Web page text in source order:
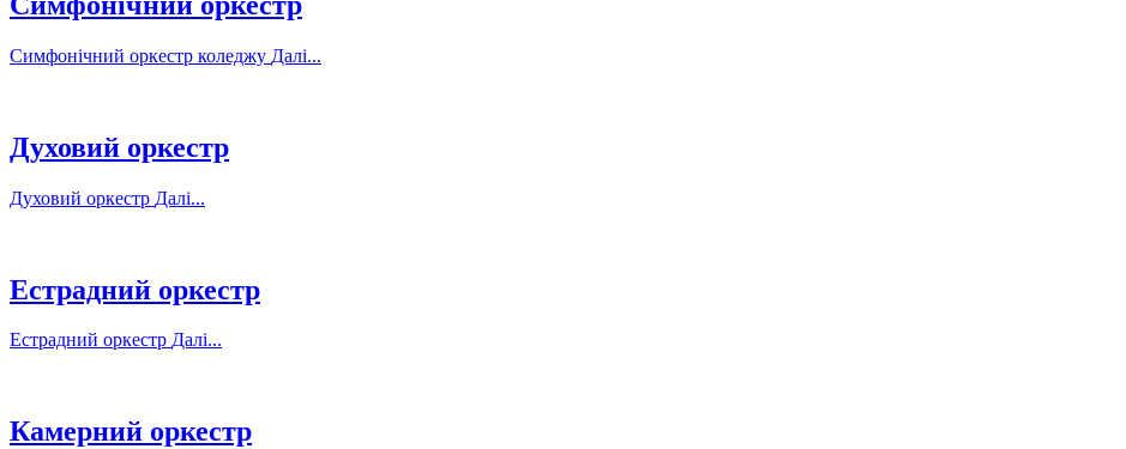
Симфонічний оркестр коледжу Далі...
Духовий оркестр
Духовий оркестр Далі...
Естрадний оркестр
Естрадний оркестр Далі...
Камерний оркестр